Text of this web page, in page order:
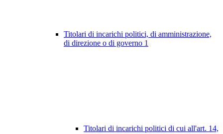
Titolari di incarichi politici, di amministrazione,
di direzione o di governo 1
Titolari di incarichi politici di cui all'art. 14,